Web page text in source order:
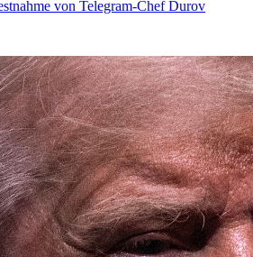
von Telegram-Chef Durov